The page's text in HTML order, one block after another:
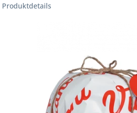
Produktdetails